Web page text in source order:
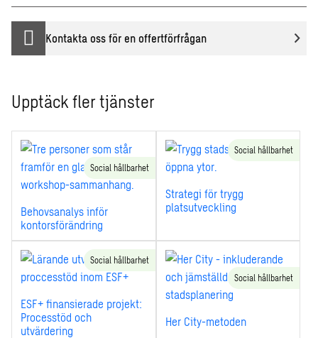
Kontakta oss för en offertförfrågan
Upptäck fler tjänster
Social hållbarhet
Behovsanalys inför
kontorsförändring
Social hållbarhet
Strategi för trygg
platsutveckling
Social hållbarhet
ESF+ finansierade projekt:
Processtöd och
utvärdering
Social hållbarhet
Her City-metoden